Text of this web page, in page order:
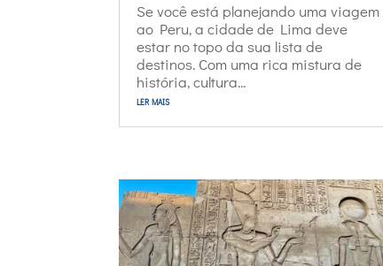
Se você está planejando uma viagem
ao Peru, a cidade de Lima deve
estar no topo da sua lista de
destinos. Com uma rica mistura de
história, cultura...
ler mais